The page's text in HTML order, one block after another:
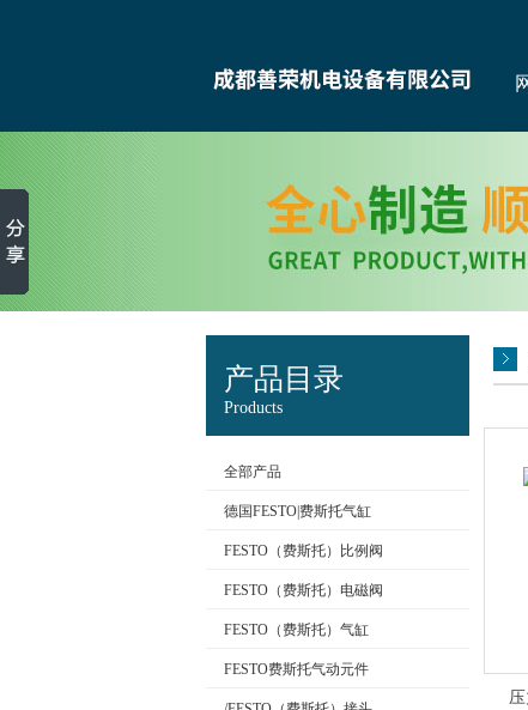
产品目录
Products
全部产品
德国FESTO|费斯托气缸
FESTO（费斯托）比例阀
FESTO（费斯托）电磁阀
FESTO（费斯托）气缸
FESTO费斯托气动元件